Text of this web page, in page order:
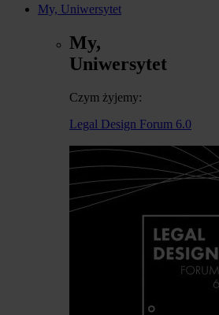
My, Uniwersytet
My,
Uniwersytet
Czym żyjemy:
Legal Design Forum 6.0